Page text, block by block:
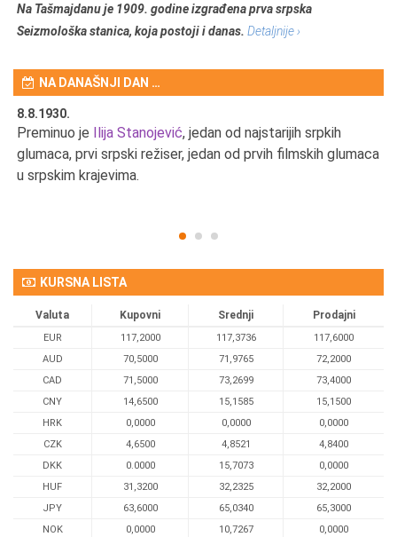
Na Tašmajdanu je 1909. godine izgrađena prva srpska
Seizmološka stanica, koja postoji i danas. Detaljnije ›
NA DANAŠNJI DAN …
8.8.1930.
Preminuo je Ilija Stanojević, jedan od najstarijih srpkih
glumaca, prvi srpski režiser, jedan od prvih filmskih glumaca
u srpskim krajevima.
KURSNA LISTA
Valuta Kupovni Srednji Prodajni
EUR 117,2000 117,3736
117,6000
AUD
70,5000 71,9765
72,2000
CAD
71,5000 73,2699
73,4000
CNY
14,6500 15,1585
15,1500
HRK
0,0000 0,0000
0,0000
CZK
4,6500 4,8521
4,8400
DKK
0.0000 15,7073
0,0000
HUF
31,3200 32,2325
32,2000
JPY
63,6000 65,0340
65,3000
NOK
0,0000 10,7267 0,0000